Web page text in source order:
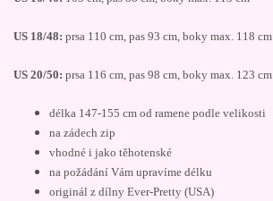
US 18/48: prsa 110 cm, pas 93 cm, boky max. 118 cm
US 20/50: prsa 116 cm, pas 98 cm, boky max. 123 cm
délka 147-155 cm od ramene podle velikosti
na zádech zip
vhodné i jako těhotenské
na požádání Vám upravíme délku
originál z dílny Ever-Pretty (USA)